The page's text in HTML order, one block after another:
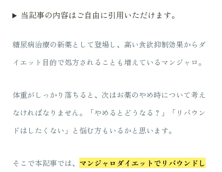
当記事の内容はご自由に引用いただけます。
糖尿病治療の新薬として登場し、高い食欲抑制効果からダ
イエット目的で処方されることも増えているマンジャロ。
体重がしっかり落ちると、次はお薬のやめ時について考え
なければなりません。「やめるとどうなる？」「リバウン
ドはしたくない」と悩む方もいるかと思います。
そこで本記事では、 マンジャロダイエットでリバウンドし